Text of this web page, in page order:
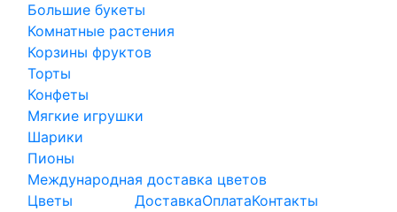
Большие букеты
Комнатные растения
Корзины фруктов
Торты
Конфеты
Мягкие игрушки
Шарики
Пионы
Международная доставка цветов
Цветы
ДоставкаОплатаКонтакты